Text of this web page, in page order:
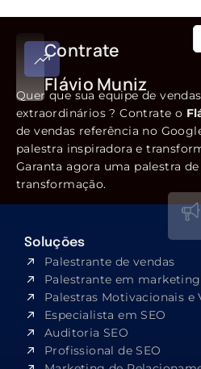
Contrate
Flávio Muniz
Quer que sua equipe de
extraordinários ? Contrate o
de vendas referência no
palestra inspiradora e
Garanta agora uma palestra
transformação.
Soluções
Palestrante de vendas
Palestrante em marketing
Palestras Motivacionais e
Especialista em SEO​
Auditoria SEO
Profissional de SEO